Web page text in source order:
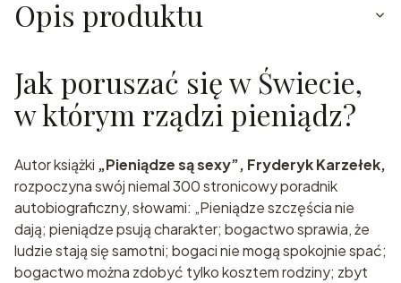
Opis produktu
Jak poruszać się w Świecie,
w którym rządzi pieniądz?
Autor książki „Pieniądze są sexy”, Fryderyk Karzełek,
rozpoczyna swój niemal 300 stronicowy poradnik
autobiograficzny, słowami: „Pieniądze szczęścia nie
dają; pieniądze psują charakter; bogactwo sprawia, że
ludzie stają się samotni; bogaci nie mogą spokojnie spać;
bogactwo można zdobyć tylko kosztem rodziny; zbyt